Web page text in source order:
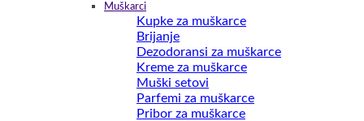
Muškarci
Kupke za muškarce
Brijanje
Dezodoransi za muškarce
Kreme za muškarce
Muški setovi
Parfemi za muškarce
Pribor za muškarce